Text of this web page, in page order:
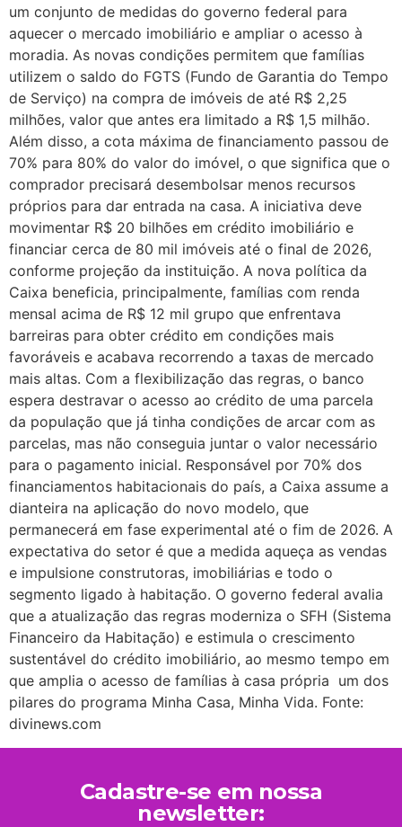
um conjunto de medidas do governo federal para
aquecer o mercado imobiliário e ampliar o acesso à
moradia. As novas condições permitem que famílias
utilizem o saldo do FGTS (Fundo de Garantia do Tempo
de Serviço) na compra de imóveis de até R$ 2,25
milhões, valor que antes era limitado a R$ 1,5 milhão.
Além disso, a cota máxima de financiamento passou de
70% para 80% do valor do imóvel, o que significa que o
comprador precisará desembolsar menos recursos
próprios para dar entrada na casa. A iniciativa deve
movimentar R$ 20 bilhões em crédito imobiliário e
financiar cerca de 80 mil imóveis até o final de 2026,
conforme projeção da instituição. A nova política da
Caixa beneficia, principalmente, famílias com renda
mensal acima de R$ 12 mil grupo que enfrentava
barreiras para obter crédito em condições mais
favoráveis e acabava recorrendo a taxas de mercado
mais altas. Com a flexibilização das regras, o banco
espera destravar o acesso ao crédito de uma parcela
da população que já tinha condições de arcar com as
parcelas, mas não conseguia juntar o valor necessário
para o pagamento inicial. Responsável por 70% dos
financiamentos habitacionais do país, a Caixa assume a
dianteira na aplicação do novo modelo, que
permanecerá em fase experimental até o fim de 2026. A
expectativa do setor é que a medida aqueça as vendas
e impulsione construtoras, imobiliárias e todo o
segmento ligado à habitação. O governo federal avalia
que a atualização das regras moderniza o SFH (Sistema
Financeiro da Habitação) e estimula o crescimento
sustentável do crédito imobiliário, ao mesmo tempo em
que amplia o acesso de famílias à casa própria um dos
pilares do programa Minha Casa, Minha Vida. Fonte:
divinews.com
Cadastre-se em nossa
newsletter: